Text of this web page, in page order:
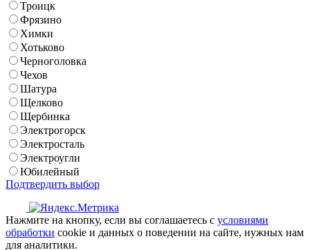
Троицк
Фрязино
Химки
Хотьково
Черноголовка
Чехов
Шатура
Щелково
Щербинка
Электрогорск
Электросталь
Электроугли
Юбилейный
Подтвердить выбор
Нажмите на кнопку, если вы соглашаетесь с условиями
обработки cookie и данных о поведении на сайте, нужных нам
для аналитики.